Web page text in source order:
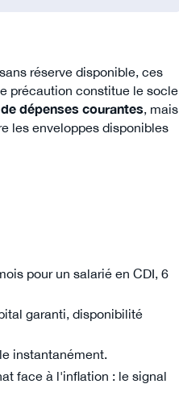
réserve disponible, ces
précaution constitue le socle
dépenses courantes, mais
les enveloppes disponibles
pour un salarié en CDI, 6
garanti, disponibilité
instantanément.
face à l'inflation : le signal